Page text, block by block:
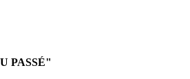
PASSÉ"